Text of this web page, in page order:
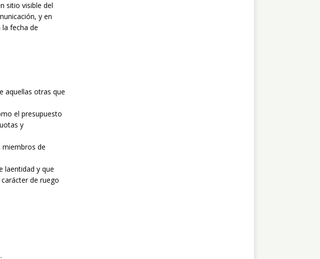
sitio visible del
y en
fecha de
aquellas otras que
el presupuesto
y
de
laentidad y que
de ruego